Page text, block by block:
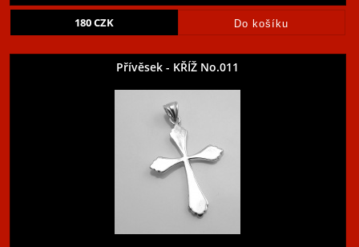
180CZK
Přívěsek - KŘÍŽ No.011